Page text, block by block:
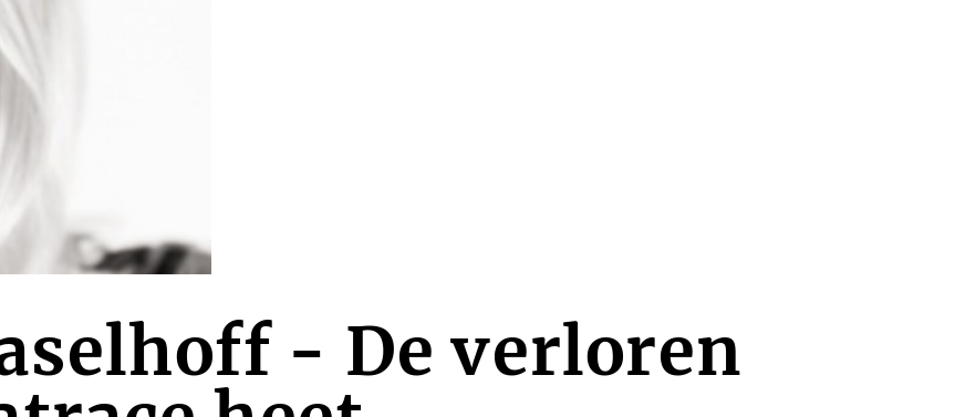
- De verloren